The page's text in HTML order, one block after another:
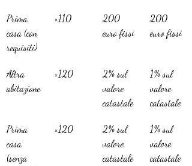
Prima
casa (con
requisiti)
×110
200
euro fissi
200
euro fissi
Altra
abitazione
×120
2% sul
valore
catastale
1% sul
valore
catastale
Prima
casa
(senza
×120
2% sul
valore
catastale
1% sul
valore
catastale